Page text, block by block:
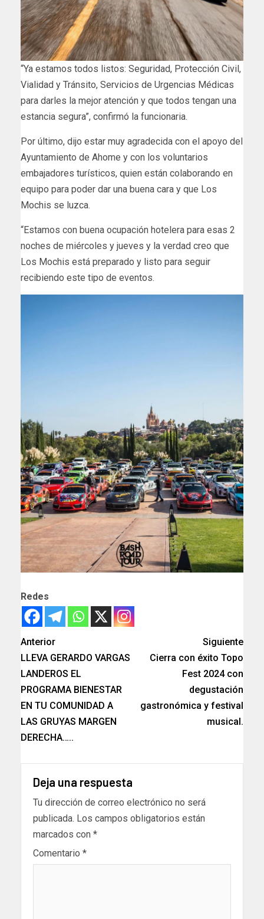
“Ya estamos todos listos: Seguridad, Protección Civil,
Vialidad y Tránsito, Servicios de Urgencias Médicas
para darles la mejor atención y que todos tengan una
estancia segura”, confirmó la funcionaria.
Por último, dijo estar muy agradecida con el apoyo del
Ayuntamiento de Ahome y con los voluntarios
embajadores turísticos, quien están colaborando en
equipo para poder dar una buena cara y que Los
Mochis se luzca.
“Estamos con buena ocupación hotelera para esas 2
noches de miércoles y jueves y la verdad creo que
Los Mochis está preparado y listo para seguir
recibiendo este tipo de eventos.
Redes
Anterior
LLEVA GERARDO VARGAS
LANDEROS EL
PROGRAMA BIENESTAR
EN TU COMUNIDAD A
LAS GRUYAS MARGEN
DERECHA…..
Siguiente
Cierra con éxito Topo
Fest 2024 con
degustación
gastronómica y festival
musical.
Deja una respuesta
Tu dirección de correo electrónico no será
publicada. Los campos obligatorios están
marcados con *
Comentario *